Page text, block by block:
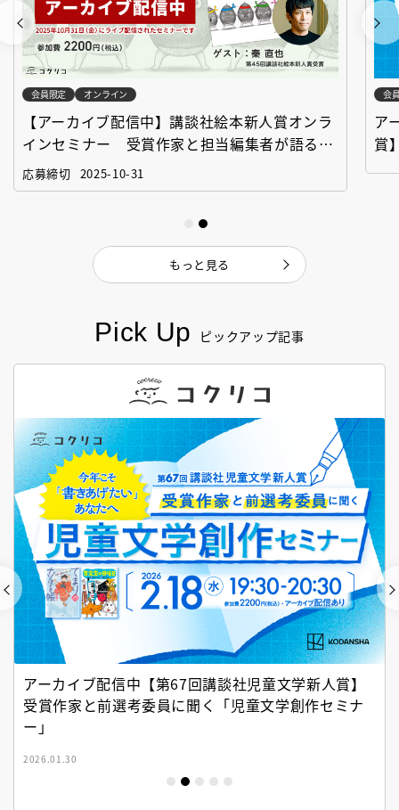
Pick Up ピックアップ記事
アーカイブ配信中【第67回講談社児童文学新人賞】
受賞作家と前選考委員に聞く「児童文学創作セミナ
ー」
2026.01.30
会員限定 オンライン
【アーカイブ配信中】講談社絵本新人賞オンラ
インセミナー 受賞作家と担当編集者が語る
「絵本創作実践講座」
応募締切 2025-10-31
会
ア
賞
もっと見る